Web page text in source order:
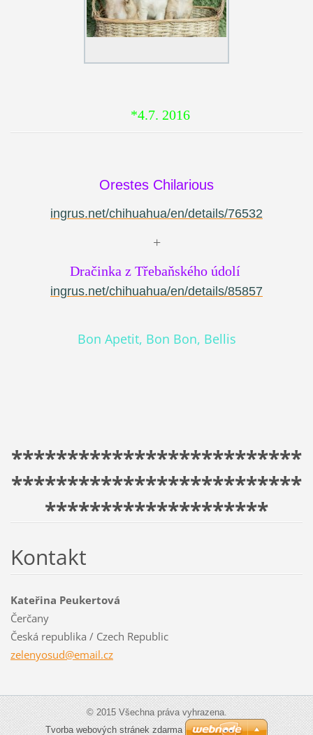
*4.7. 2016
Orestes Chilarious
ingrus.net/chihuahua/en/details/76532
+
Dračinka z Třebaňského údolí
ingrus.net/chihuahua/en/details/85857
Bon Apetit, Bon Bon, Bellis
**************************
**************************
********************
Kontakt
Kateřina Peukertová
Čerčany
Česká republika / Czech Republic
zelenyosud@email.cz
© 2015 Všechna práva vyhrazena.
Tvorba webových stránek zdarma